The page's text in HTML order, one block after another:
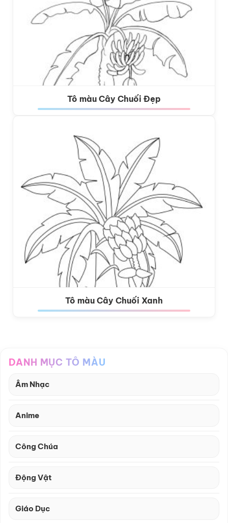
Tô màu Cây Chuối Đẹp
Tô màu Cây Chuối Xanh
DANH MỤC TÔ MÀU
Âm Nhạc
Anime
Công Chúa
Động Vật
Giáo Dục